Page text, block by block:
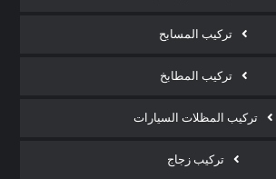
تركيب المسابح
تركيب المطابخ
تركيب المظلات السيارات
تركيب زجاج